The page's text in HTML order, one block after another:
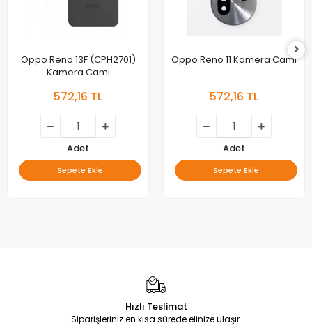
Oppo Reno 13F (CPH2701)
Kamera Camı
572,16 TL
Adet
Sepete Ekle
Oppo Reno 11 Kamera Camı
572,16 TL
Adet
Sepete Ekle
Hızlı Teslimat
Siparişleriniz en kısa sürede elinize ulaşır.